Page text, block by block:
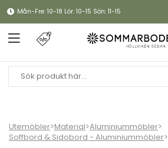
Mån-Fre: 10-18 Lör: 10-15 Sön: 11-15
Utemöbler>Material>Aluminiummöbler>
Soffbord & Sidobord - Aluminiummöbler>